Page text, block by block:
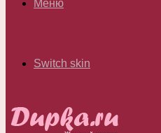
Меню
Switch skin